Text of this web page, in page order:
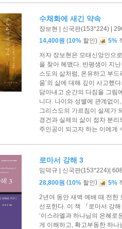
수채화에 새긴 약속
장보현 | 신국판(153*224) |
14,400원 (10% 할인) 5%
저자 장보현은 모태신앙인으
을 찾아 헤맸다. 반평생이 지
스도의 삶처럼, 온유하고 부
움’의 삶에 대해 깊이 사고했
담아내고 순간의 다짐을 그림
니다. 나이와 성별에 관계없
그리스도의 가르침이 실제가
경건과 실제의 삶이 점차 분
주인공이 되고자 하는 이에게
로마서 강해 3
임덕규 | 신국판(153*224)|
28,800원 (10% 할인) 5%
2년여 동안 새벽 예배 때 전한
선포한다. 이 책 『로마서 강
‘이스라엘과 하나님의 은혜로
게 이해하고, 확고부동한 하